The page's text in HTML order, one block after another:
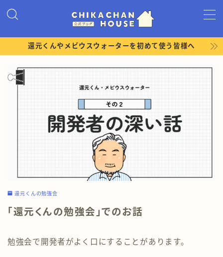
MENU
ホーム
LINEお友達限定コンテンツ
還元くんの勉強会
還元くんやメビウスウォーターを初めて使う皆様へ
還元くんの勉強会
「還元くんの勉強会」でのお話
勉強会で開発者がよく口にすることがあります。